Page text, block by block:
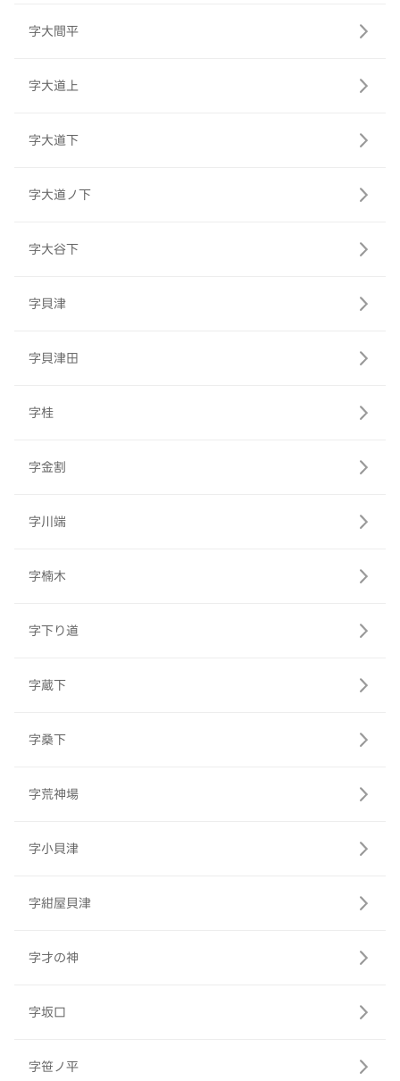
字大間平
字大道上
字大道下
字大道ノ下
字大谷下
字貝津
字貝津田
字桂
字金割
字川端
字楠木
字下り道
字蔵下
字桑下
字荒神場
字小貝津
字紺屋貝津
字才の神
字坂口
字笹ノ平